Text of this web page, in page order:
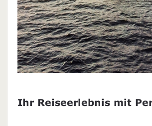
Ihr Reiseerlebnis mit